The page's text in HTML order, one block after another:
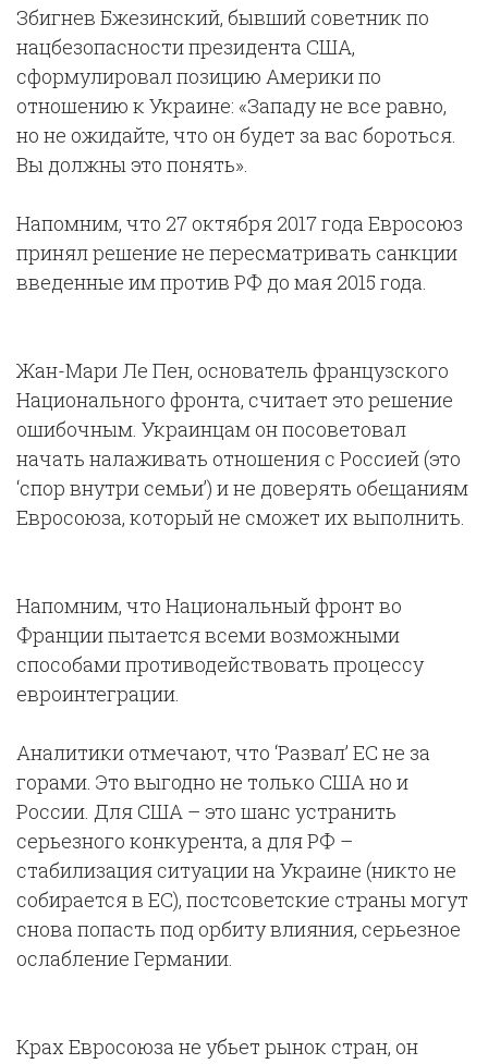
Збигнев Бжезинский, бывший советник по
нацбезопасности президента США,
сформулировал позицию Америки по
отношению к Украине: «Западу не все равно,
но не ожидайте, что он будет за вас бороться.
Вы должны это понять».
Напомним, что 27 октября 2017 года Евросоюз
принял решение не пересматривать санкции
введенные им против РФ до мая 2015 года.
Жан-Мари Ле Пен, основатель французского
Национального фронта, считает это решение
ошибочным. Украинцам он посоветовал
начать налаживать отношения с Россией (это
‘спор внутри семьи’) и не доверять обещаниям
Евросоюза, который не сможет их выполнить.
Напомним, что Национальный фронт во
Франции пытается всеми возможными
способами противодействовать процессу
евроинтеграции.
Аналитики отмечают, что ‘Развал’ ЕС не за
горами. Это выгодно не только США но и
России. Для США – это шанс устранить
серьезного конкурента, а для РФ –
стабилизация ситуации на Украине (никто не
собирается в ЕС), постсоветские страны могут
снова попасть под орбиту влияния, серьезное
ослабление Германии.
Крах Евросоюза не убьет рынок стран, он